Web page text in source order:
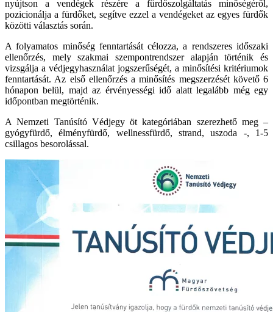
nyújtson a vendégek részére a fürdőszolgáltatás minőségéről,
pozicionálja a fürdőket, segítve ezzel a vendégeket az egyes fürdők
közötti választás során.
A folyamatos minőség fenntartását célozza, a rendszeres időszaki
ellenőrzés, mely szakmai szempontrendszer alapján történik és
vizsgálja a védjegyhasználat jogszerűségét, a minősítési kritériumok
fenntartását. Az első ellenőrzés a minősítés megszerzését követő 6
hónapon belül, majd az érvényességi idő alatt legalább még egy
időpontban megtörténik.
A Nemzeti Tanúsító Védjegy öt kategóriában szerezhető meg –
gyógyfürdő, élményfürdő, wellnessfürdő, strand, uszoda -, 1-5
csillagos besorolással.